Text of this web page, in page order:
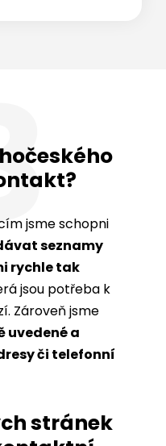
jsme schopni
rychle tak
jsou potřeba k
Zároveň jsme
uvedené a
či telefonní
stránek